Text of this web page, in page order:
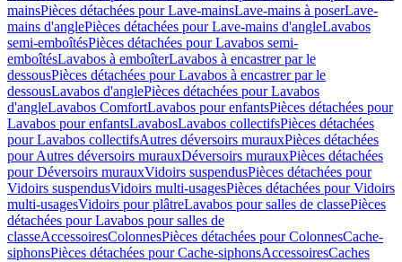
mainsPièces détachées pour Lave-mainsLave-mains à poserLave-
mains d'anglePièces détachées pour Lave-mains d'angleLavabos
semi-emboîtésPièces détachées pour Lavabos semi-
emboîtésLavabos à emboîterLavabos à encastrer par le
dessousPièces détachées pour Lavabos à encastrer par le
dessousLavabos d'anglePièces détachées pour Lavabos
d'angleLavabos ComfortLavabos pour enfantsPièces détachées pour
Lavabos pour enfantsLavabosLavabos collectifsPièces détachées
pour Lavabos collectifsAutres déversoirs murauxPièces détachées
pour Autres déversoirs murauxDéversoirs murauxPièces détachées
pour Déversoirs murauxVidoirs suspendusPièces détachées pour
Vidoirs suspendusVidoirs multi-usagesPièces détachées pour Vidoirs
multi-usagesVidoirs pour plâtreLavabos pour salles de classePièces
détachées pour Lavabos pour salles de
classeAccessoiresColonnesPièces détachées pour ColonnesCache-
siphonsPièces détachées pour Cache-siphonsAccessoiresCaches